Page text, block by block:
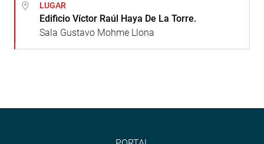
LUGAR
Edificio Víctor Raúl Haya De La Torre.
Sala Gustavo Mohme Llona